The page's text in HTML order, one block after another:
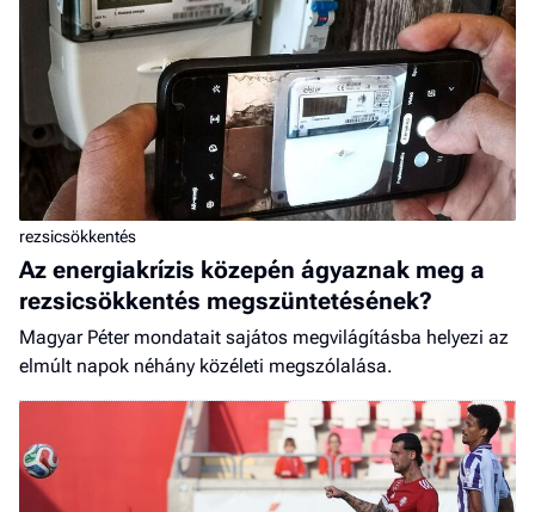
rezsicsökkentés
Az energiakrízis közepén ágyaznak meg a
rezsicsökkentés megszüntetésének?
Magyar Péter mondatait sajátos megvilágításba helyezi az
elmúlt napok néhány közéleti megszólalása.